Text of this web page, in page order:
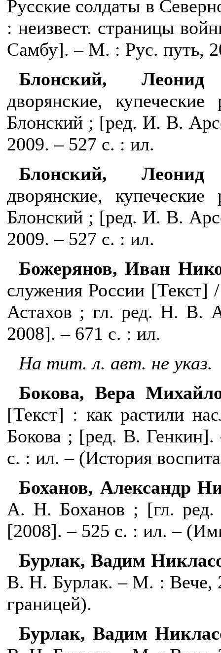
Русские солдаты в
: неизвест. страницы
Самбу]. – М. : Рус. путь,
Блонский, Леонид
дворянские,
Блонский ; [ред. И. В.
2009. – 527 с. : ил.
Блонский, Леонид
дворянские,
Блонский ; [ред. И. В.
2009. – 527 с. : ил.
Божерянов, Иван
служения России [Текст] /
Астахов ; гл. ред. Н. В.
2008]. – 671 с. : ил.
На тит. л. авт. не указ.
Бокова, Вера
[Текст] : как растили
Бокова ; [ред. В.
с. : ил. – (История
Боханов, Александр
А. Н. Боханов ; [гл.
[2008]. – 525 с. : ил. –
Бурлак, Вадим
В. Н. Бурлак. – М. : Вече,
границей).
Бурлак, Вадим